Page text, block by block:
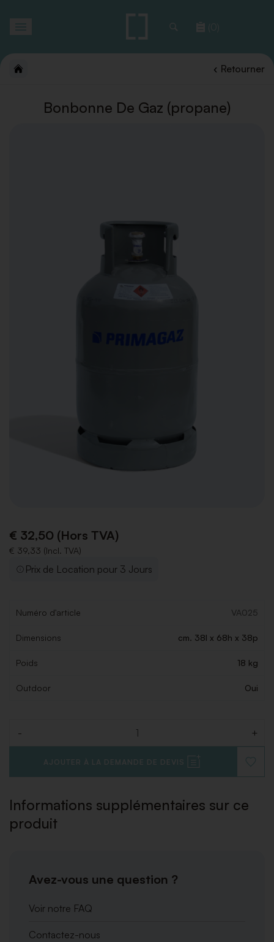
(0)
Retourner
Bonbonne De Gaz (propane)
€ 32,50 (Hors TVA)
€ 39,33 (Incl. TVA)
Prix de Location pour 3 Jours
Numéro d'article VA025
Dimensions cm. 38l x 68h x 38p
Poids 18 kg
Outdoor Oui
- +
AJOUTER À LA DEMANDE DE DEVIS
À
DE
Informations supplémentaires sur ce
produit
Avez-vous une question ?
Voir notre FAQ
Contactez-nous